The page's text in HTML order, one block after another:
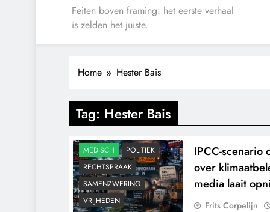
Waarom
Feiten boven framing: het eerste verhaal
is zelden het juiste.
Home Hester Bais
Tag: Hester Bais
CENSUUR
CONTROLE
GRONDRECHTEN
KALENDER 2030
MEDISCH
POLITIEK
RECHTSPRAAK
SAMENZWERING
VRIJHEDEN
IPCC-scenario
over
media laait
Frits Corpelijn